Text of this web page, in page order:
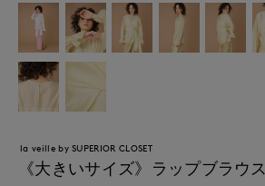
la veille by SUPERIOR CLOSET
《大きいサイズ》ラップブラウス